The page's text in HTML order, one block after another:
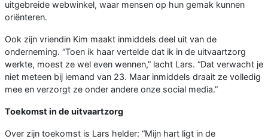
uitgebreide webwinkel, waar mensen op hun gemak kunnen
oriënteren.
Ook zijn vriendin Kim maakt inmiddels deel uit van de
onderneming. “Toen ik haar vertelde dat ik in de uitvaartzorg
werkte, moest ze wel even wennen,” lacht Lars. “Dat verwacht je
niet meteen bij iemand van 23. Maar inmiddels draait ze volledig
mee en verzorgt ze onder andere onze social media.”
Toekomst in de uitvaartzorg
Over zijn toekomst is Lars helder: “Mijn hart ligt in de